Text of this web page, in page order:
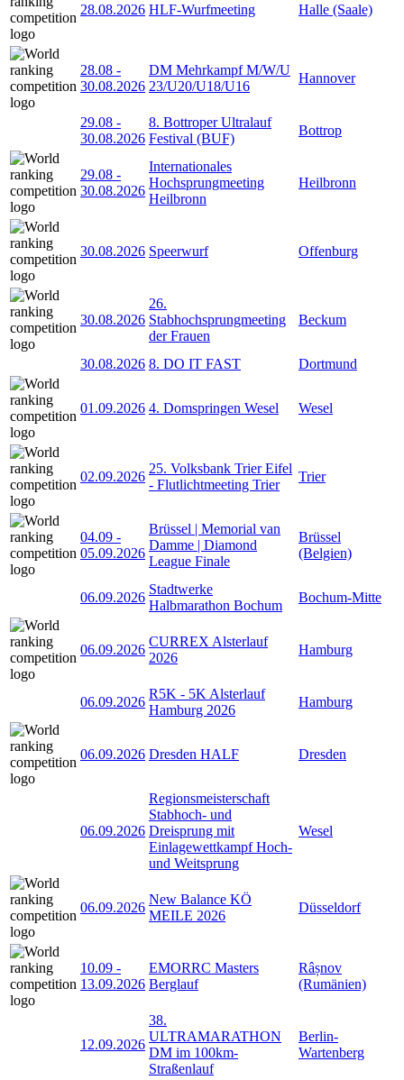
28.08.2026 HLF-Wurfmeeting Halle (Saale)
28.08 -
30.08.2026
DM Mehrkampf M/W/U
23/U20/U18/U16
Hannover
29.08 -
30.08.2026
8. Bottroper Ultralauf
Festival (BUF)
Bottrop
29.08 -
30.08.2026
Internationales
Hochsprungmeeting
Heilbronn
Heilbronn
30.08.2026 Speerwurf Offenburg
30.08.2026
26.
Stabhochsprungmeeting
der Frauen
Beckum
30.08.2026 8. DO IT FAST Dortmund
01.09.2026 4. Domspringen Wesel Wesel
02.09.2026
25. Volksbank Trier Eifel
- Flutlichtmeeting Trier
Trier
04.09 -
05.09.2026
Brüssel | Memorial van
Damme | Diamond
League Finale
Brüssel
(Belgien)
06.09.2026
Stadtwerke
Halbmarathon Bochum
Bochum-Mitte
06.09.2026
CURREX Alsterlauf
2026
Hamburg
06.09.2026
R5K - 5K Alsterlauf
Hamburg 2026
Hamburg
06.09.2026 Dresden HALF Dresden
06.09.2026
Regionsmeisterschaft
Stabhoch- und
Dreisprung mit
Einlagewettkampf Hoch-
und Weitsprung
Wesel
06.09.2026
New Balance KÖ
MEILE 2026
Düsseldorf
10.09 -
13.09.2026
EMORRC Masters
Berglauf
Râșnov
(Rumänien)
12.09.2026
38.
ULTRAMARATHON
DM im 100km-
Straßenlauf
Berlin-
Wartenberg